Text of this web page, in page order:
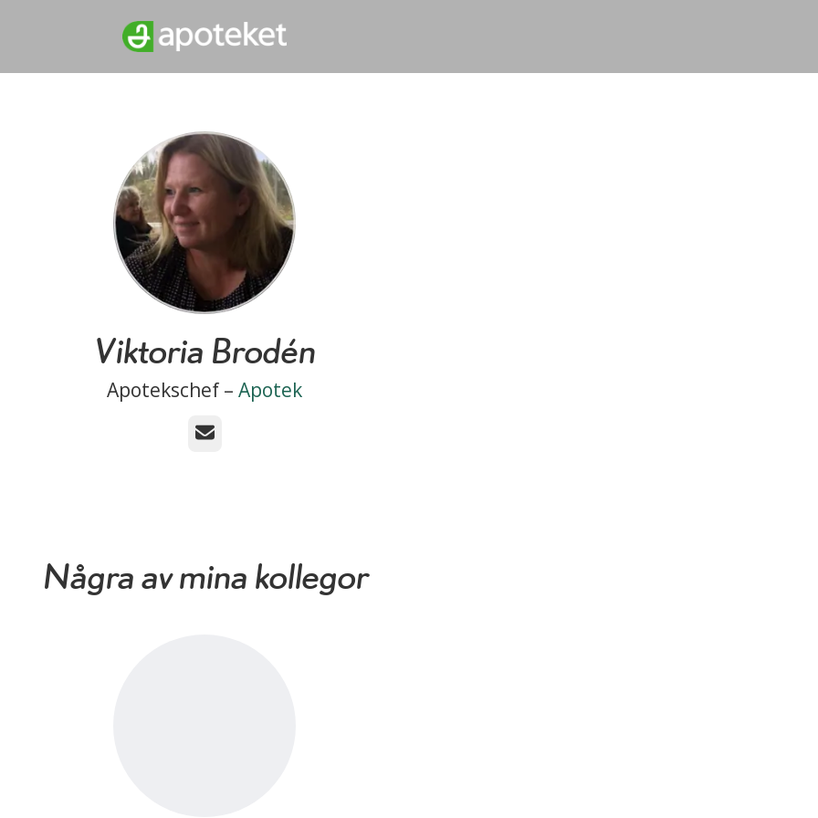
Viktoria Brodén
Apotekschef – Apotek
E-post
Några av mina kollegor